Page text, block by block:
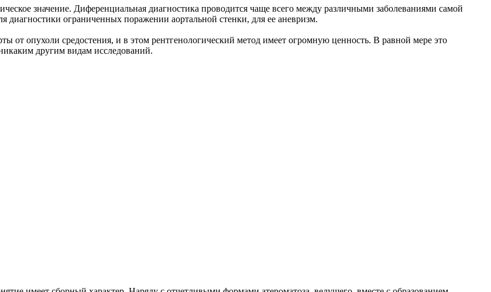
значение. Диференциальная диагностика проводится чаще всего между различными заболеваниями самой
диагностики ограниченных поражении аортальной стенки, для ее аневризм.
от опухоли средостения, и в этом рентгенологический метод имеет огромную ценность. В равной мере это
другим видам исследований.